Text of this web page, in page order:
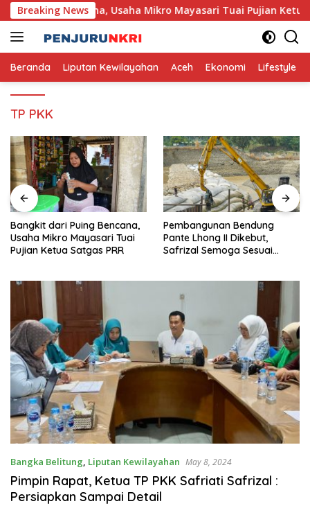
Skip
to
content
Breaking News
Puing Bencana, Usaha Mikro Mayasari Tuai Pujian Ketua
Beranda Liputan Kewilayahan Aceh Ekonomi Lifestyle
TP PKK
Bangkit dari Puing Bencana,
Usaha Mikro Mayasari Tuai
Pujian Ketua Satgas PRR
Pembangunan Bendung
Pante Lhong II Dikebut,
Safrizal Semoga Sesuai
Bangka Belitung, Liputan Kewilayahan May 8, 2024
Pimpin Rapat, Ketua TP PKK Safriati Safrizal :
Persiapkan Sampai Detail